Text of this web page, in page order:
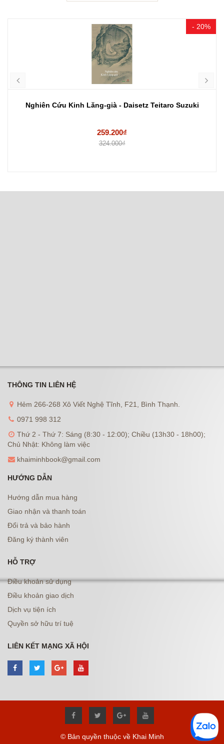
- 20%
Nghiên Cứu Kinh Lăng-già - Daisetz Teitaro Suzuki
259.200₫
324.000₫
THÔNG TIN LIÊN HỆ
Hẻm 266-268 Xô Viết Nghệ Tĩnh, F21, Bình Thạnh.
0971 998 312
Thứ 2 - Thứ 7: Sáng (8:30 - 12:00); Chiều (13h30 - 18h00);
Chủ Nhật: Không làm việc
khaiminhbook@gmail.com
HƯỚNG DẪN
Hướng dẫn mua hàng
Giao nhận và thanh toán
Đổi trả và bảo hành
Đăng ký thành viên
HỖ TRỢ
Điều khoản sử dụng
Điều khoản giao dịch
Dịch vụ tiện ích
Quyền sở hữu trí tuệ
LIÊN KẾT MẠNG XÃ HỘI
© Bản quyền thuộc về Khai Minh